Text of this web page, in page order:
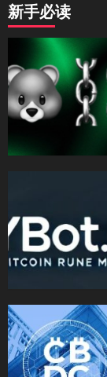
新手必读